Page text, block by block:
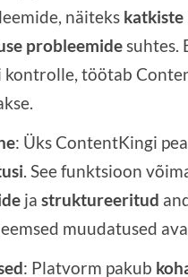
näiteks
probleemide suhtes.
töötab
: Üks ContentKingi
. See funktsioon
jastruktureeritud
muudatused
: Platvorm pakub